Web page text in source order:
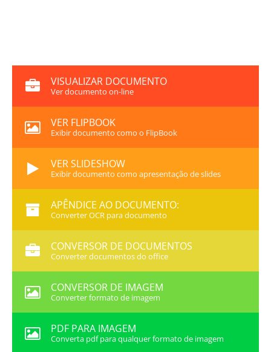
VISUALIZAR DOCUMENTO
Ver documento on-line
VER FLIPBOOK
Exibir documento como o FlipBook
VER SLIDESHOW
Exibir documento como apresentação de slides
APÊNDICE AO DOCUMENTO:
Converter OCR para documento
CONVERSOR DE DOCUMENTOS
Converter documentos do office
CONVERSOR DE IMAGEM
Converter formato de imagem
PDF PARA IMAGEM
Converta pdf para qualquer formato de imagem